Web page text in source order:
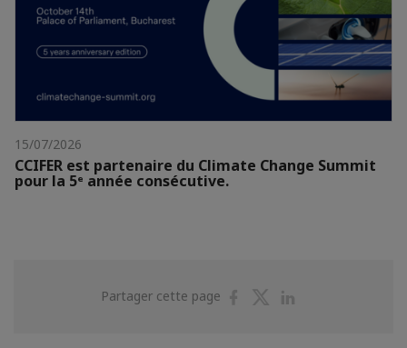
15/07/2026
CCIFER est partenaire du Climate Change Summit
pour la 5ᵉ année consécutive.
Partager cette page
PartagerPartager